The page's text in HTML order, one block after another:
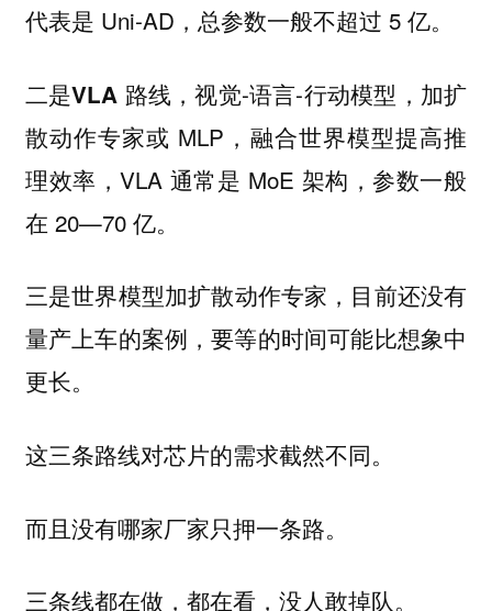
代表是 Uni-AD，总参数一般不超过 5 亿。
二是VLA 路线 ，视觉-语言-行动模型，加扩
散动作专家或 MLP，融合世界模型提高推
理效率，VLA 通常是 MoE 架构，参数一般
在 20—70 亿。
三是世界模型加扩散动作专家 ，目前还没有
量产上车的案例，要等的时间可能比想象中
更长。
这三条路线对芯片的需求截然不同。
而且没有哪家厂家只押一条路。
三条线都在做，都在看，没人敢掉队。